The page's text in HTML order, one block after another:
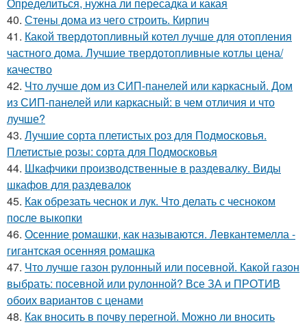
40. Стены дома из чего строить. Кирпич
41. Какой твердотопливный котел лучше для отопления
частного дома. Лучшие твердотопливные котлы цена/
качество
42. Что лучше дом из СИП-панелей или каркасный. Дом
из СИП-панелей или каркасный: в чем отличия и что
лучше?
43. Лучшие сорта плетистых роз для Подмосковья.
Плетистые розы: сорта для Подмосковья
44. Шкафчики производственные в раздевалку. Виды
шкафов для раздевалок
45. Как обрезать чеснок и лук. Что делать с чесноком
после выкопки
46. Осенние ромашки, как называются. Левкантемелла -
гигантская осенняя ромашка
47. Что лучше газон рулонный или посевной. Какой газон
выбрать: посевной или рулонной? Все ЗА и ПРОТИВ
обоих вариантов с ценами
48. Как вносить в почву перегной. Можно ли вносить